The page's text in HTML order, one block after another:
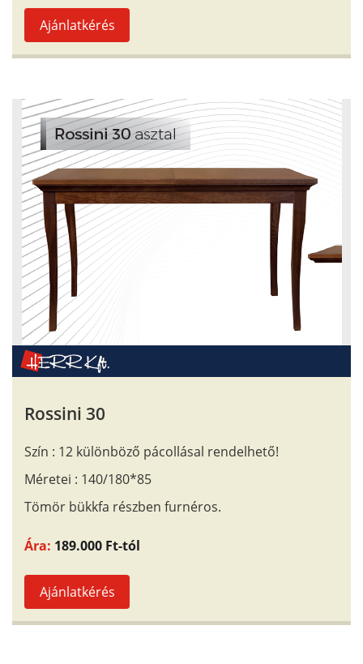
Ajánlatkérés
Rossini 30
Szín : 12 különböző pácollásal rendelhető!
Méretei : 140/180*85
Tömör bükkfa részben furnéros.
Ára: 189.000 Ft-tól
Ajánlatkérés